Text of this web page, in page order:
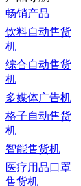
畅销产品
饮料自动售货
机
综合自动售货
机
多媒体广告机
格子自动售货
机
智能售货机
医疗用品口罩
售货机